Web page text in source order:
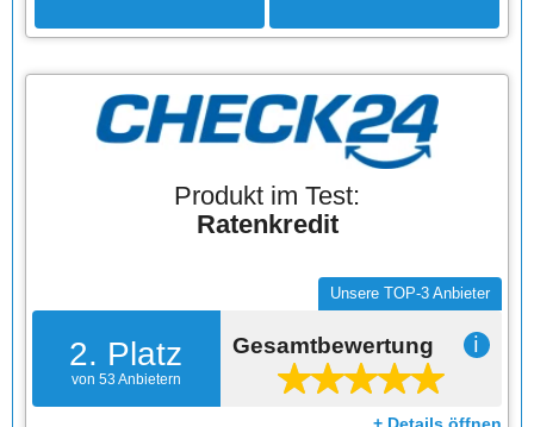
Produkt im Test:
Ratenkredit
2. Platz
von 53 Anbietern
Unsere TOP-3 Anbieter
Gesamtbewertung ℹ